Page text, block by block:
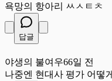
욕망의 항아리 ㅆㅅㅌㅊ
답글
야생의 불여우66일 전
나중엔 현대사 평가 어떻